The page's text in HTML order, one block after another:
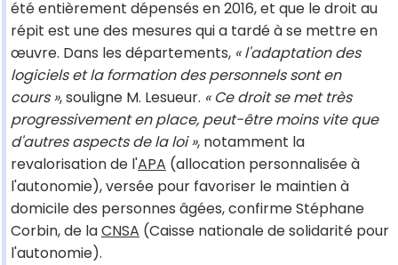
été entièrement dépensés en 2016, et que le droit au
répit est une des mesures qui a tardé à se mettre en
œuvre. Dans les départements, « l'adaptation des
logiciels et la formation des personnels sont en
cours », souligne M. Lesueur. « Ce droit se met très
progressivement en place, peut-être moins vite que
d'autres aspects de la loi », notamment la
revalorisation de l'APA (allocation personnalisée à
l'autonomie), versée pour favoriser le maintien à
domicile des personnes âgées, confirme Stéphane
Corbin, de laCNSA (Caisse nationale de solidarité pour
l'autonomie).